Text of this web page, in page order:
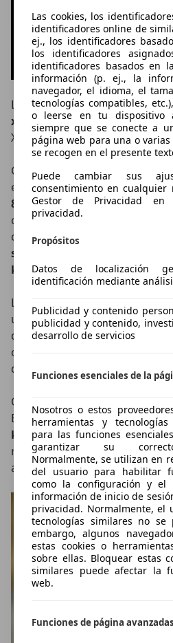
Las cookies, los
identificadores online de
ej., los identificadores
los identificadores
identificadores basados en
información (p. ej., la
navegador, el idioma, el
tecnologías compatibles,
o leerse en tu dispositivo
siempre que se conecte a
página web para una o
se recogen en el presente
Puede cambiar sus
consentimiento en cualquier
Gestor de Privacidad en
privacidad.
Propósitos
Datos de localización
identificación mediante
Publicidad y contenido
publicidad y contenido,
desarrollo de servicios
Funciones esenciales de la
Nosotros o estos
herramientas y
para las funciones
garantizar su
Normalmente, se utilizan en
del usuario para habilitar
como la configuración y el
información de inicio de
privacidad. Normalmente, el
tecnologías similares no se
embargo, algunos
estas cookies o
sobre ellas. Bloquear estas
similares puede afectar la
web.
Funciones de página avanzadas
La principal novedad de la
xDrive, la primera versión
X5.
Cuenta con dos motores
eje, que desarrollan una
805 Nm de par máximo,
cuatro ruedas mediante el
configuración acelera de 0 a
segundos
km/h.
La batería tiene una
utiliza una arquitectura de
datos facilitados por BMW, la
oscila entre
dependiendo de la
Otro de sus aspectos más
BMW iX5 admite una potencia
kW en corriente continua, lo
recuperar la batería del 10 al
aproximadamente 23 minutos.